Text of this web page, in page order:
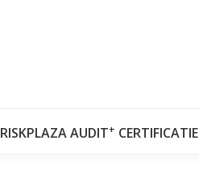
RISKPLAZA AUDIT+ CERTIFICATIE